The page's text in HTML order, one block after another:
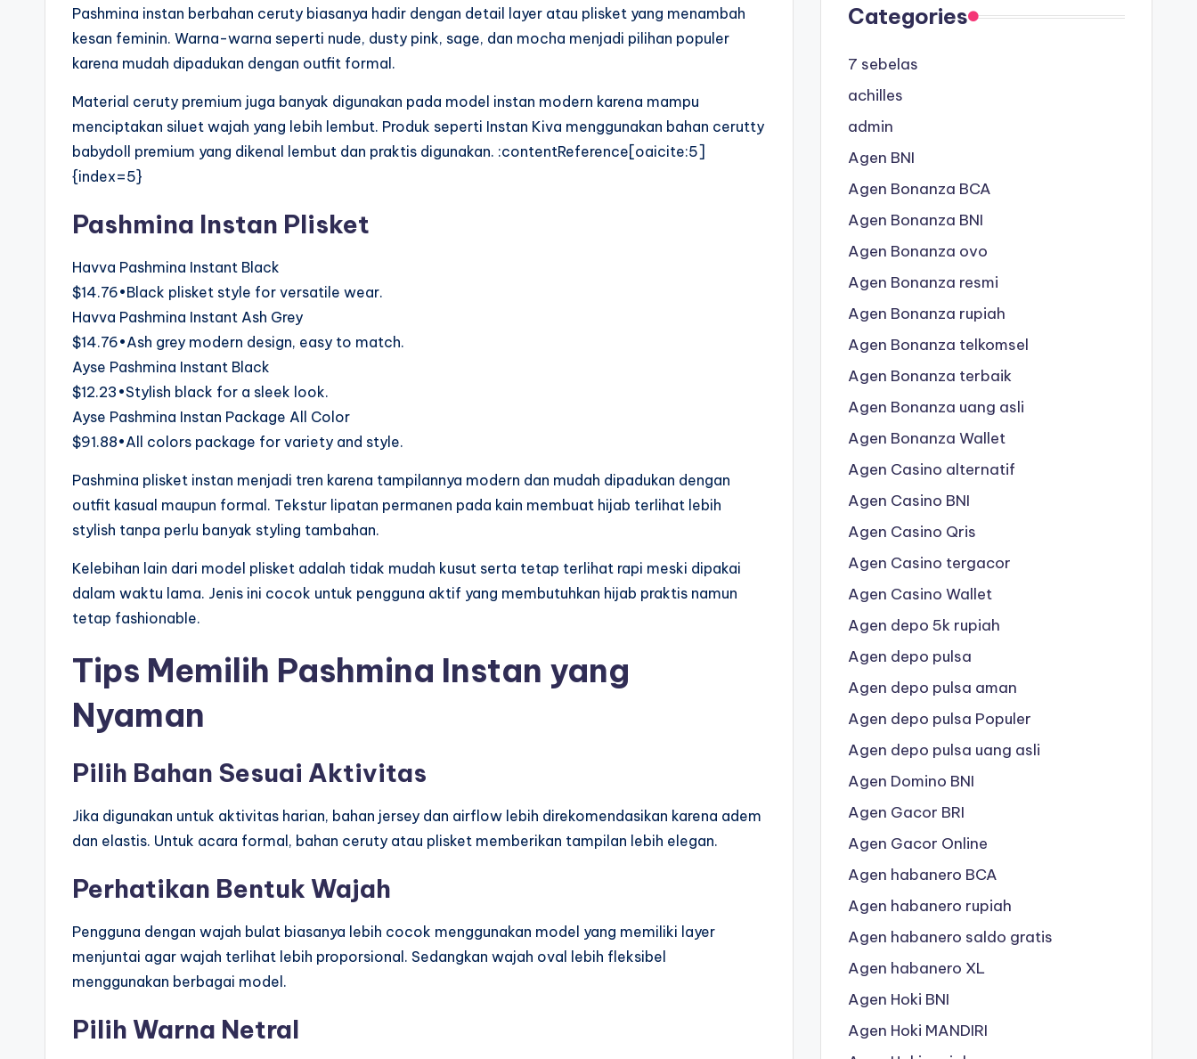
Pashmina instan berbahan ceruty biasanya hadir dengan detail layer atau plisket yang menambah
kesan feminin. Warna-warna seperti nude, dusty pink, sage, dan mocha menjadi pilihan populer
karena mudah dipadukan dengan outfit formal.
Material ceruty premium juga banyak digunakan pada model instan modern karena mampu
menciptakan siluet wajah yang lebih lembut. Produk seperti Instan Kiva menggunakan bahan cerutty
babydoll premium yang dikenal lembut dan praktis digunakan. :contentReference[oaicite:5]
{index=5}
Pashmina Instan Plisket
Havva Pashmina Instant Black
$14.76•Black plisket style for versatile wear.
Havva Pashmina Instant Ash Grey
$14.76•Ash grey modern design, easy to match.
Ayse Pashmina Instant Black
$12.23•Stylish black for a sleek look.
Ayse Pashmina Instan Package All Color
$91.88•All colors package for variety and style.
Pashmina plisket instan menjadi tren karena tampilannya modern dan mudah dipadukan dengan
outfit kasual maupun formal. Tekstur lipatan permanen pada kain membuat hijab terlihat lebih
stylish tanpa perlu banyak styling tambahan.
Kelebihan lain dari model plisket adalah tidak mudah kusut serta tetap terlihat rapi meski dipakai
dalam waktu lama. Jenis ini cocok untuk pengguna aktif yang membutuhkan hijab praktis namun
tetap fashionable.
Tips Memilih Pashmina Instan yang
Nyaman
Pilih Bahan Sesuai Aktivitas
Jika digunakan untuk aktivitas harian, bahan jersey dan airflow lebih direkomendasikan karena adem
dan elastis. Untuk acara formal, bahan ceruty atau plisket memberikan tampilan lebih elegan.
Perhatikan Bentuk Wajah
Pengguna dengan wajah bulat biasanya lebih cocok menggunakan model yang memiliki layer
menjuntai agar wajah terlihat lebih proporsional. Sedangkan wajah oval lebih fleksibel
menggunakan berbagai model.
Pilih Warna Netral
Categories
7 sebelas
achilles
admin
Agen BNI
Agen Bonanza BCA
Agen Bonanza BNI
Agen Bonanza ovo
Agen Bonanza resmi
Agen Bonanza rupiah
Agen Bonanza telkomsel
Agen Bonanza terbaik
Agen Bonanza uang asli
Agen Bonanza Wallet
Agen Casino alternatif
Agen Casino BNI
Agen Casino Qris
Agen Casino tergacor
Agen Casino Wallet
Agen depo 5k rupiah
Agen depo pulsa
Agen depo pulsa aman
Agen depo pulsa Populer
Agen depo pulsa uang asli
Agen Domino BNI
Agen Gacor BRI
Agen Gacor Online
Agen habanero BCA
Agen habanero rupiah
Agen habanero saldo gratis
Agen habanero XL
Agen Hoki BNI
Agen Hoki MANDIRI